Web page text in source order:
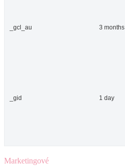
_gcl_au 3 months
_gid 1 day
Marketingové